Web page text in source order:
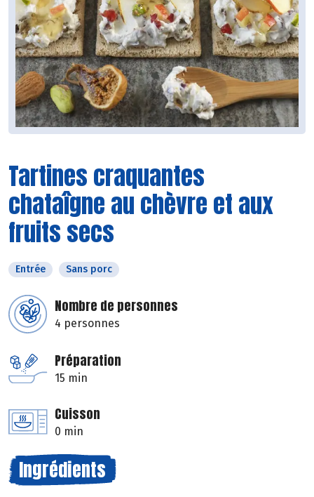
Tartines craquantes
chataîgne au chèvre et aux
fruits secs
Entrée Sans porc
Nombre de personnes
4 personnes
Préparation
15 min
Cuisson
0 min
Ingrédients